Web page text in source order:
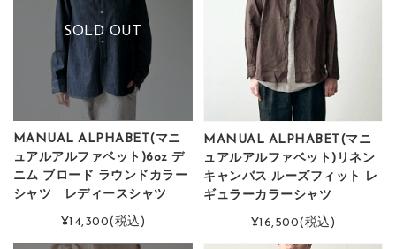
SOLD OUT
MANUAL ALPHABET(マニ
ュアルアルファベット)6oz デ
ニム ブロード ラウンドカラー
シャツ レディースシャツ
¥14,300(税込)
MANUAL ALPHABET(マニ
ュアルアルファベット)リネン
キャンバス ルーズフィット レ
ギュラーカラーシャツ
¥16,500(税込)